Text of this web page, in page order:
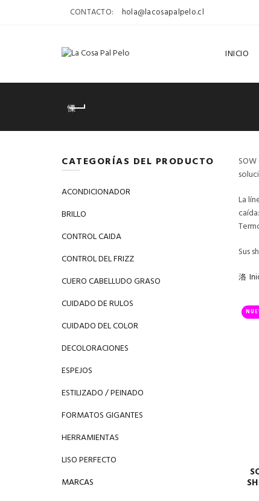
CONTACTO: hola@lacosapalpelo.cl
INICIO
La
Sus
CATEGORÍAS DEL PRODUCTO
ACONDICIONADOR
BRILLO
CONTROL CAIDA
CONTROL DEL FRIZZ
CUERO CABELLUDO GRASO
CUIDADO DE RULOS
CUIDADO DEL COLOR
DECOLORACIONES
ESPEJOS
ESTILIZADO / PEINADO
FORMATOS GIGANTES
HERRAMIENTAS
LISO PERFECTO
MARCAS